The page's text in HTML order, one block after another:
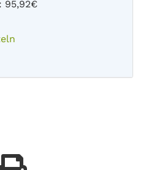
95,92€